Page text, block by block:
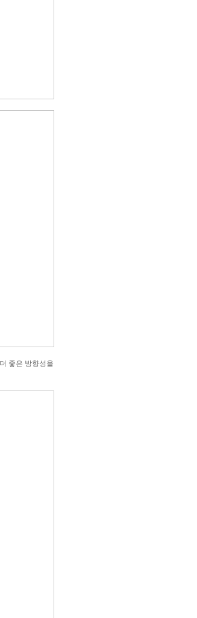
좋은 방향성을